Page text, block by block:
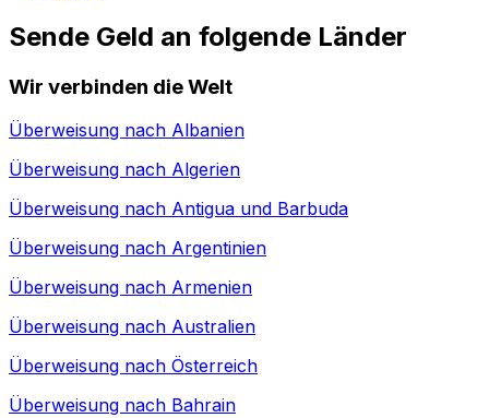
Sende Geld an folgende Länder
Wir verbinden die Welt
Überweisung nach Albanien
Überweisung nach Algerien
Überweisung nach Antigua und Barbuda
Überweisung nach Argentinien
Überweisung nach Armenien
Überweisung nach Australien
Überweisung nach Österreich
Überweisung nach Bahrain